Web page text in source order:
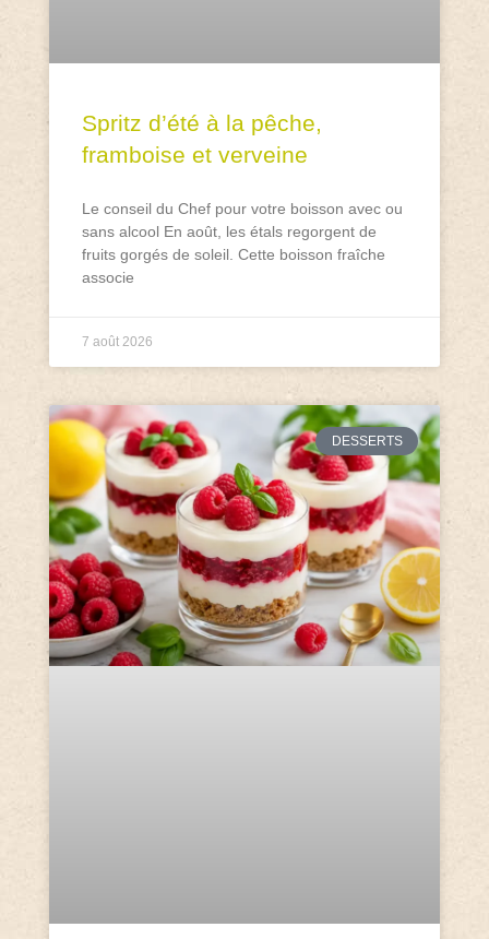
Spritz d’été à la pêche,
framboise et verveine
Le conseil du Chef pour votre boisson avec ou
sans alcool En août, les étals regorgent de
fruits gorgés de soleil. Cette boisson fraîche
associe
7 août 2026
DESSERTS